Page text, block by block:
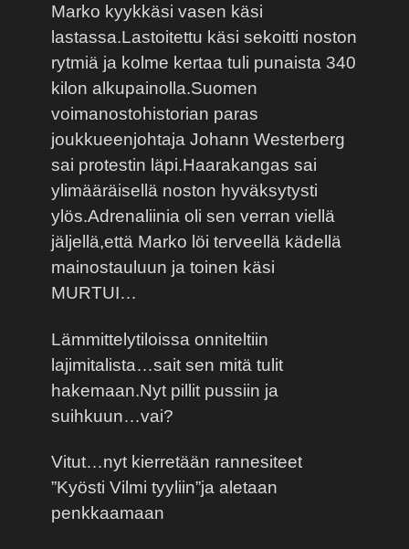
Marko kyykkäsi vasen käsi
lastassa.Lastoitettu käsi sekoitti noston
rytmiä ja kolme kertaa tuli punaista 340
kilon alkupainolla.Suomen
voimanostohistorian paras
joukkueenjohtaja Johann Westerberg
sai protestin läpi.Haarakangas sai
ylimääräisellä noston hyväksytysti
ylös.Adrenaliinia oli sen verran viellä
jäljellä,että Marko löi terveellä kädellä
mainostauluun ja toinen käsi
MURTUI…
Lämmittelytiloissa onniteltiin
lajimitalista…sait sen mitä tulit
hakemaan.Nyt pillit pussiin ja
suihkuun…vai?
Vitut…nyt kierretään rannesiteet
”Kyösti Vilmi tyyliin”ja aletaan
penkkaamaan